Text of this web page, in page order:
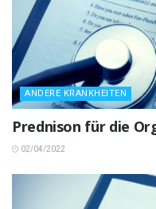
ANDERE KRANKHEITEN
Prednison für die
02/04/2022